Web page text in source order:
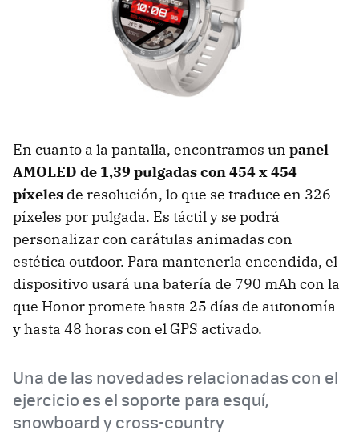
En cuanto a la pantalla, encontramos un panel
AMOLED de 1,39 pulgadas con 454 x 454
píxeles de resolución, lo que se traduce en 326
píxeles por pulgada. Es táctil y se podrá
personalizar con carátulas animadas con
estética outdoor. Para mantenerla encendida, el
dispositivo usará una batería de 790 mAh con la
que Honor promete hasta 25 días de autonomía
y hasta 48 horas con el GPS activado.
Una de las novedades relacionadas con el
ejercicio es el soporte para esquí,
snowboard y cross-country